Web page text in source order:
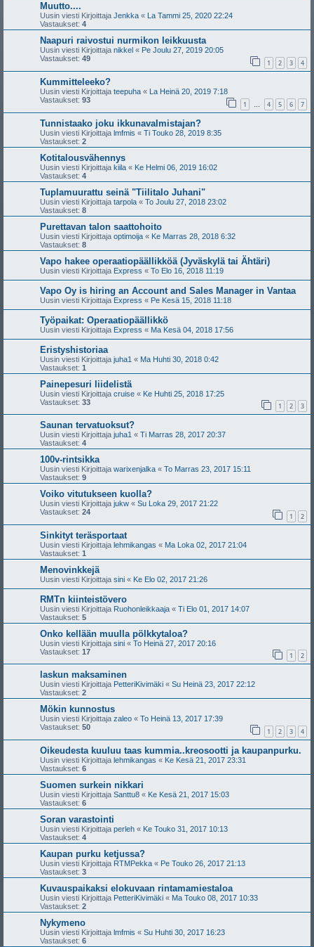
Muutto....
Uusin viesti Kirjoittaja Jenkka «
La Tammi 25, 2020 22:24
Vastaukset: 4
Naapuri raivostui nurmikon leikkuusta
Uusin viesti Kirjoittaja nikkel « Pe Joulu 27, 2019 20:05
Vastaukset: 49 1 2 3 4
Kummitteleeko?
Uusin viesti Kirjoittaja teepuha « La Heinä 20, 2019 7:18
Vastaukset: 93 1 … 4 5 6 7
Tunnistaako joku ikkunavalmistajan?
Uusin viesti Kirjoittaja lmfmis « Ti Touko 28, 2019 8:35
Vastaukset: 2
Kotitalousvähennys
Uusin viesti Kirjoittaja kiila « Ke Helmi 06, 2019 16:02
Vastaukset: 4
Tuplamuurattu seinä "Tiilitalo Juhani"
Uusin viesti Kirjoittaja tarpola « To Joulu 27, 2018 23:02
Vastaukset: 8
Purettavan talon saattohoito
Uusin viesti Kirjoittaja optimoija « Ke Marras 28, 2018 6:32
Vastaukset: 8
Vapo hakee operaatiopäällikköä (Jyväskylä tai Ähtäri)
Uusin viesti Kirjoittaja Express « To Elo 16, 2018 11:19
Vapo Oy is hiring an Account and Sales Manager in Vantaa
Uusin viesti Kirjoittaja Express « Pe Kesä 15, 2018 11:18
Työpaikat: Operaatiopäällikkö
Uusin viesti Kirjoittaja Express « Ma Kesä 04, 2018 17:56
Eristyshistoriaa
Uusin viesti Kirjoittaja juha1 « Ma Huhti 30, 2018 0:42
Vastaukset: 1
Painepesuri liidelistä
Uusin viesti Kirjoittaja cruise « Ke Huhti 25, 2018 17:25
Vastaukset: 33 1 2 3
Saunan tervatuoksut?
Uusin viesti Kirjoittaja juha1 « Ti Marras 28, 2017 20:37
Vastaukset: 4
100v-rintsikka
Uusin viesti Kirjoittaja warixenjalka « To Marras 23, 2017 15:11
Vastaukset: 9
Voiko vitutukseen kuolla?
Uusin viesti Kirjoittaja jukw « Su Loka 29, 2017 21:22
Vastaukset: 24 1 2
Sinkityt teräsportaat
Uusin viesti Kirjoittaja lehmikangas « Ma Loka 02, 2017 21:04
Vastaukset: 1
Menovinkkejä
Uusin viesti Kirjoittaja sini « Ke Elo 02, 2017 21:26
RMTn kiinteistövero
Uusin viesti Kirjoittaja Ruohonleikkaaja « Ti Elo 01, 2017 14:07
Vastaukset: 5
Onko kellään muulla pölkkytaloa?
Uusin viesti Kirjoittaja sini « To Heinä 27, 2017 20:16
Vastaukset: 17 1 2
laskun maksaminen
Uusin viesti Kirjoittaja PetteriKivimäki « Su Heinä 23, 2017 22:12
Vastaukset: 2
Mökin kunnostus
Uusin viesti Kirjoittaja zaleo « To Heinä 13, 2017 17:39
Vastaukset: 50 1 2 3 4
Oikeudesta kuuluu taas kummia..kreosootti ja kaupanpurku.
Uusin viesti Kirjoittaja lehmikangas « Ke Kesä 21, 2017 23:31
Vastaukset: 6
Suomen surkein nikkari
Uusin viesti Kirjoittaja Santtu8 « Ke Kesä 21, 2017 15:03
Vastaukset: 6
Soran varastointi
Uusin viesti Kirjoittaja perleh « Ke Touko 31, 2017 10:13
Vastaukset: 4
Kaupan purku ketjussa?
Uusin viesti Kirjoittaja RTMPekka « Pe Touko 26, 2017 21:13
Vastaukset: 3
Kuvauspaikaksi elokuvaan rintamamiestaloa
Uusin viesti Kirjoittaja PetteriKivimäki « Ma Touko 08, 2017 10:33
Vastaukset: 2
Nykymeno
Uusin viesti Kirjoittaja lmfmis « Su Huhti 30, 2017 16:23
Vastaukset: 6